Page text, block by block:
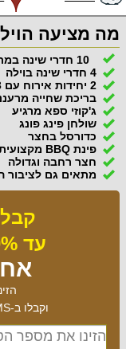
מה מציעה
10 חדרי שינה במתחם סה"כ:
4 חדרי שינה בוילה
2 יחידות אירוח עם 3 חדרים בכל אחת
בריכת שחייה
ג'קוזי ספא מרגיע
שולחן פינג פונג
כדורסל בחצר
פינת BBQ מקצועית
חצר רחבה וגדולה
מתאים גם לציבור
עד 50% הנחה בהזמנת:
וקבלו ב-SMS מבצעים חמים שווים במיוחד!